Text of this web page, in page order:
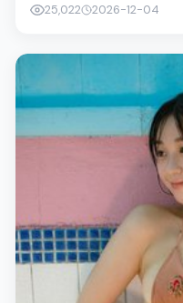
25,022 2026-12-04